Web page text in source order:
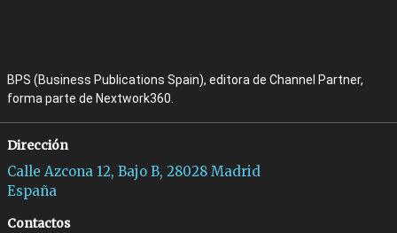
BPS (Business Publications Spain), editora de Channel Partner,
forma parte de Nextwork360.
Dirección
Calle Azcona 12, Bajo B, 28028 Madrid
España
Contactos